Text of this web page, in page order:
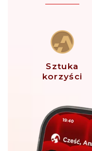
Sztuka
korzyści